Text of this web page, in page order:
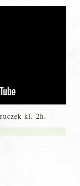
kl. 2h.